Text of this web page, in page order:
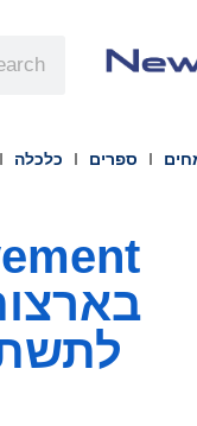
ספרים כלכלה